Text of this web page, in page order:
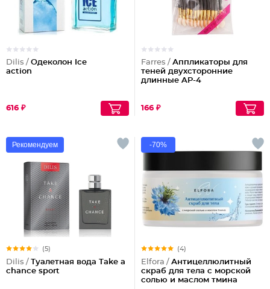
Dilis / Одеколон Ice
action
616 ₽
Farres / Аппликаторы для
теней двухсторонние
длинные AP-4
166 ₽
Рекомендуем
(5)
Dilis /
Туалетная вода Take a
chance sport
-70%
(4)
Elfora / Антицеллюлитный
скраб для тела с морской
солью и маслом тмина